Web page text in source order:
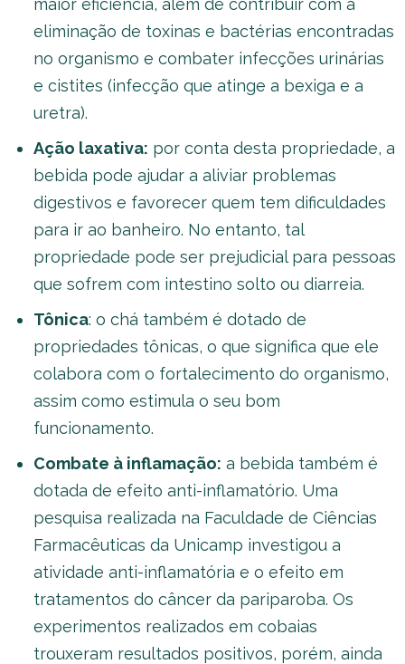
maior eficiência, além de contribuir com a
eliminação de toxinas e bactérias encontradas
no organismo e combater infecções urinárias
e cistites (infecção que atinge a bexiga e a
uretra).
Ação laxativa: por conta desta propriedade, a
bebida pode ajudar a aliviar problemas
digestivos e favorecer quem tem dificuldades
para ir ao banheiro. No entanto, tal
propriedade pode ser prejudicial para pessoas
que sofrem com intestino solto ou diarreia.
Tônica: o chá também é dotado de
propriedades tônicas, o que significa que ele
colabora com o fortalecimento do organismo,
assim como estimula o seu bom
funcionamento.
Combate à inflamação: a bebida também é
dotada de efeito anti-inflamatório. Uma
pesquisa realizada na Faculdade de Ciências
Farmacêuticas da Unicamp investigou a
atividade anti-inflamatória e o efeito em
tratamentos do câncer da pariparoba. Os
experimentos realizados em cobaias
trouxeram resultados positivos, porém, ainda